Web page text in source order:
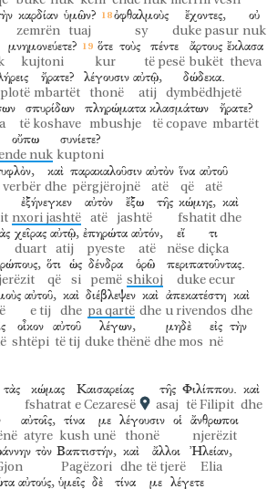
καρδίαν
zemrën
ὑμῶν?
tuaj
ὀφθαλμοὺς
sy
ἔχοντες,
duke pasur
οὐ
nuk
μνημονεύετε?
kujtoni
ὅτε
kur
τοὺς πέντε
të pesë
ἄρτους
bukët
ἔκλασα
theva
ἤρατε?
mbartët
λέγουσιν
thonë
αὐτῷ,
atij
δώδεκα.
dymbëdhjetë
σπυρίδων
të koshave
πληρώματα
mbushje
κλασμάτων
të copave
ἤρατε?
mbartët
οὔπω
nuk
συνίετε?
kuptoni
verbër
καὶ
dhe
παρακαλοῦσιν
përgjërojnë
αὐτὸν
atë
ἵνα
që
αὐτοῦ
atë
ἐξήνεγκεν
nxori jashtë
αὐτὸν
atë
ἔξω
jashtë
τῆς κώμης,
fshatit
καὶ
dhe
χεῖρας
duart
αὐτῷ,
atij
ἐπηρώτα
pyeste
αὐτόν,
atë
εἴ
nëse
τι
diçka
ὅτι
që
ὡς
si
δένδρα
pemë
ὁρῶ
shikoj
περιπατοῦντας.
duke ecur
αὐτοῦ,
e tij
καὶ
dhe
διέβλεψεν
pa qartë
καὶ
dhe
ἀπεκατέστη
u rivendos
καὶ
dhe
οἶκον
shtëpi
αὐτοῦ
të tij
λέγων,
duke thënë
μηδὲ
dhe mos
εἰς
në
τὴν
τὰς κώμας
fshatrat
Καισαρείας
e Cezaresë
τῆς
asaj
Φιλίππου.
të Filipit
καὶ
dhe
αὐτοῖς,
atyre
τίνα
kush
με
unë
λέγουσιν
thonë
οἱ ἄνθρωποι
njerëzit
τὸν Βαπτιστήν,
Pagëzori
καὶ
dhe
ἄλλοι
të tjerë
Ἠλείαν,
Elia
αὐτούς, ὑμεῖς δὲ τίνα με λέγετε